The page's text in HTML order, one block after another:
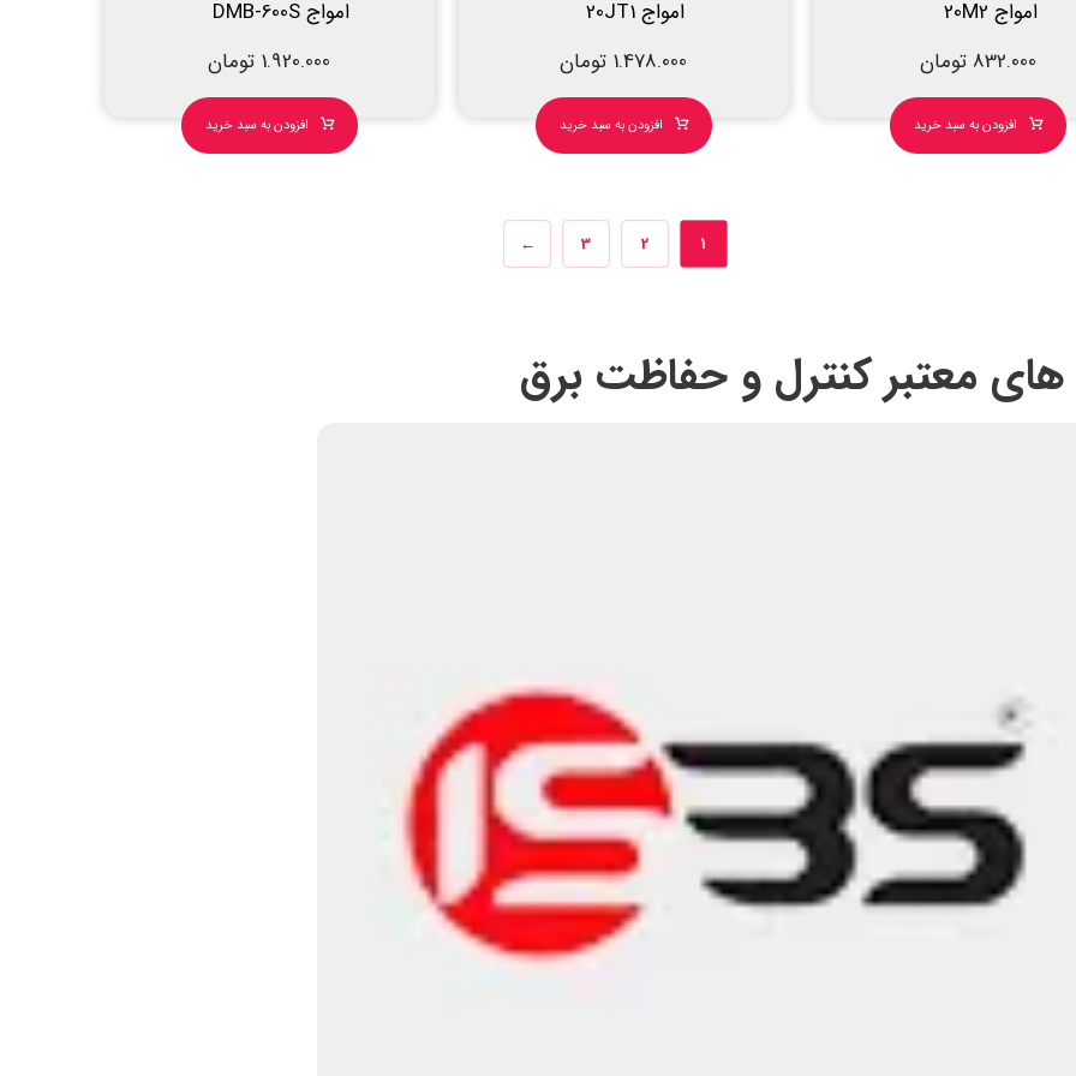
امواج 20M2
832.000 تومان
افزودن به سبد خرید
امواج 20JT1
1.478.000 تومان
افزودن به سبد خرید
امواج DMB-600S
1.920.000 تومان
افزودن به سبد خرید
1
2
3
←
های معتبر کنترل و حفاظت برق